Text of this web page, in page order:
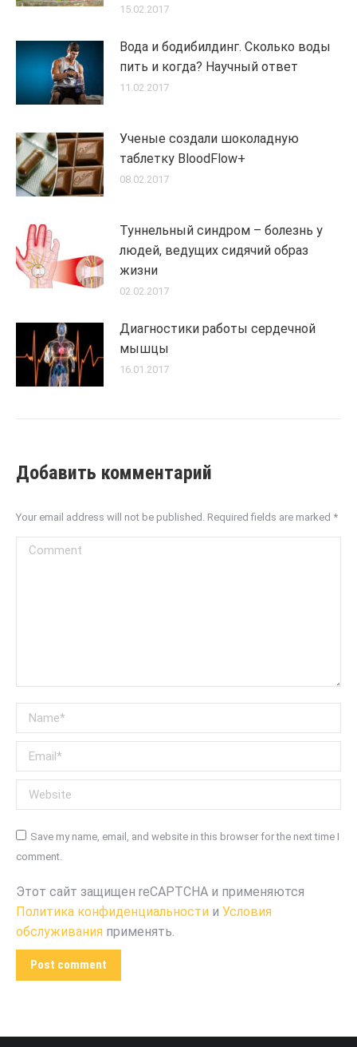
15.02.2017
Вода и бодибилдинг. Сколько воды
пить и когда? Научный ответ
11.02.2017
Ученые создали шоколадную
таблетку BloodFlow+
08.02.2017
Туннельный синдром – болезнь у
людей, ведущих сидячий образ
жизни
02.02.2017
Диагностики работы сердечной
мышцы
16.01.2017
Добавить комментарий
Your email address will not be published. Required fields are marked *
Comment
Name *
Email *
Website
Save my name, email, and website in this browser for the next time I
comment.
Этот сайт защищен reCAPTCHA и применяются
Политика конфиденциальности и Условия
обслуживания применять.
Post comment